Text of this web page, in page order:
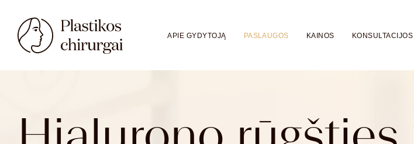
APIE GYDYTOJĄ PASLAUGOS KAINOS KONSULTACIJOS
Hialurono